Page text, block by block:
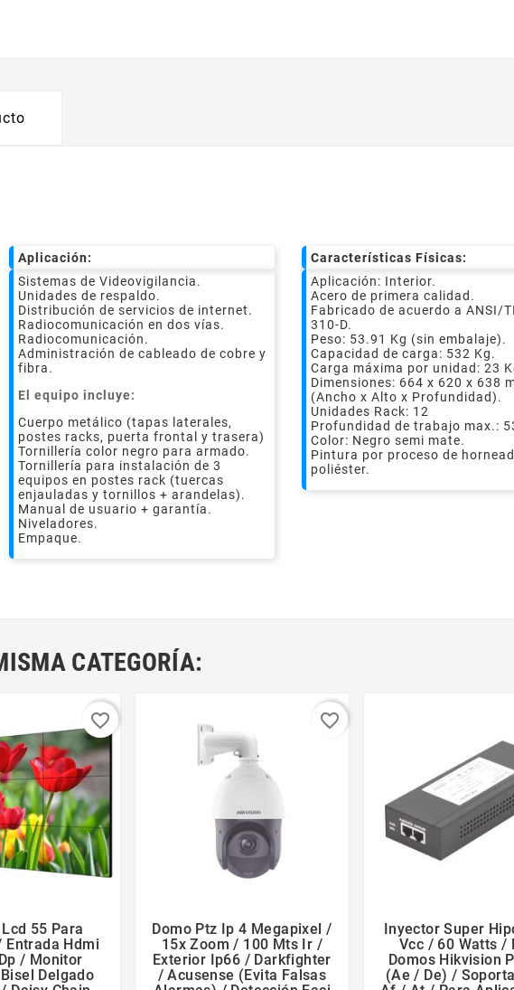
Aplicación:
Sistemas de Videovigilancia.
Unidades de respaldo.
Distribución de servicios de internet.
Radiocomunicación en dos vías.
Radiocomunicación.
Administración de cableado de cobre y
fibra.
El equipo incluye:
Cuerpo metálico (tapas laterales,
postes racks, puerta frontal y trasera)
Tornillería color negro para armado.
Tornillería para instalación de 3
equipos en postes rack (tuercas
enjauladas y tornillos + arandelas).
Manual de usuario + garantía.
Niveladores.
Empaque.
Características Físicas:
Aplicación: Interior.
Acero de primera calidad.
Fabricado de acuerdo a ANSI/
310-D.
Peso: 53.91 Kg (sin embalaje).
Capacidad de carga: 532 Kg.
Carga máxima por unidad: 23
Dimensiones: 664 x 620 x 638
(Ancho x Alto x Profundidad).
Unidades Rack: 12
Profundidad de trabajo max.:
Color: Negro semi mate.
Pintura por proceso de
poliéster.
CATEGORÍA:
 
55 Para
Entrada Hdmi
/ Monitor
Delgado
favorite_border
  
Domo Ptz Ip 4 Megapixel /
15x Zoom / 100 Mts Ir /
Exterior Ip66 / Darkfighter
/ Acusense (evita Falsas
favorite_border
 
Inyector Super
Vcc / 60 Watts /
Domos Hikvision
(ae / De) /